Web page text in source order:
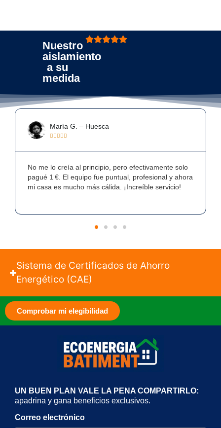
Nuestro
aislamiento
a su
medida
pero efectivamente solo
puntual, profesional y ahora
¡Increíble servicio!
Gracias a esta oferta, he
hogar y ya noto un ahorro en
Muy contento con el trato y la
Sistema de Certificados de Ahorro
Energético (CAE)
Comprobar mi elegibilidad
UN BUEN PLAN VALE LA PENA COMPARTIRLO:
apadrina y gana beneficios exclusivos.
Correo electrónico